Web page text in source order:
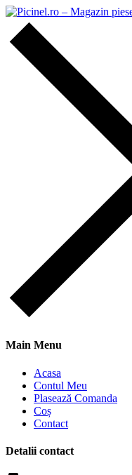
Main Menu
Acasa
Contul Meu
Plasează Comanda
Coș
Contact
Detalii contact